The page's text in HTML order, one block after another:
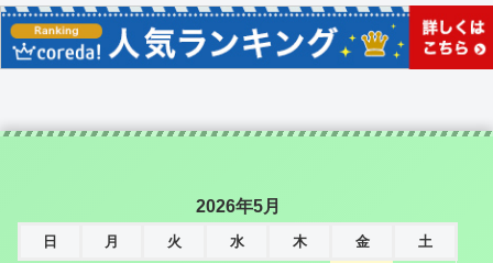
2026年5月
日 月 火 水 木 金
土